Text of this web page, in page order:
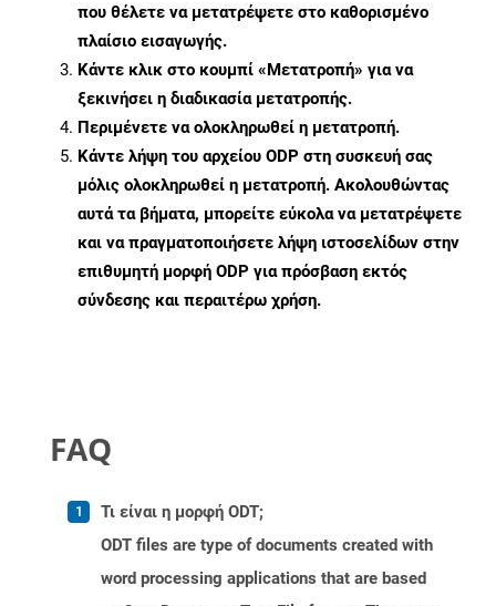
που θέλετε να μετατρέψετε στο καθορισμένο
πλαίσιο εισαγωγής.
Κάντε κλικ στο κουμπί «Μετατροπή» για να
ξεκινήσει η διαδικασία μετατροπής.
Περιμένετε να ολοκληρωθεί η μετατροπή.
Κάντε λήψη του αρχείου ODP στη συσκευή σας
μόλις ολοκληρωθεί η μετατροπή. Ακολουθώντας
αυτά τα βήματα, μπορείτε εύκολα να μετατρέψετε
και να πραγματοποιήσετε λήψη ιστοσελίδων στην
επιθυμητή μορφή ODP για πρόσβαση εκτός
σύνδεσης και περαιτέρω χρήση.
FAQ
Τι είναι η μορφή ODT;
ODT files are type of documents created with
word processing applications that are based